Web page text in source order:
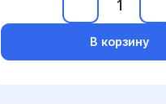
В корзину